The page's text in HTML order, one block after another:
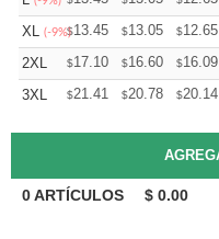
XL (-9%)$13.45 $13.05 $12.65
2XL
$17.10 $16.60 $16.09
3XL
$21.41 $20.78 $20.14
0ARTÍCULOS $ 0.00